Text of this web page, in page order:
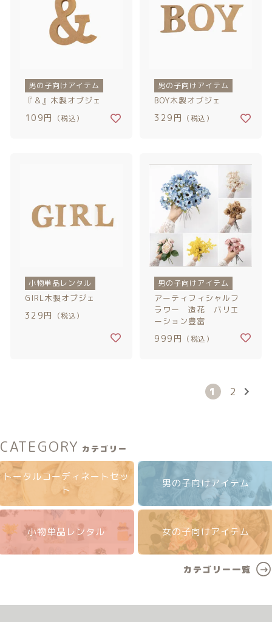
男の子向けアイテム
『＆』木製オブジェ
109円 （税込）
男の子向けアイテム
BOY木製オブジェ
329円 （税込）
小物単品レンタル
GIRL木製オブジェ
329円 （税込）
男の子向けアイテム
アーティフィシャルフ
ラワー 造花 バリエ
ーション豊富
999円 （税込）
1 2
CATEGORY カテゴリー
トータルコーディネートセッ
ト
男の子向けアイテム
小物単品レンタル 女の子向けアイテム
カテゴリー一覧